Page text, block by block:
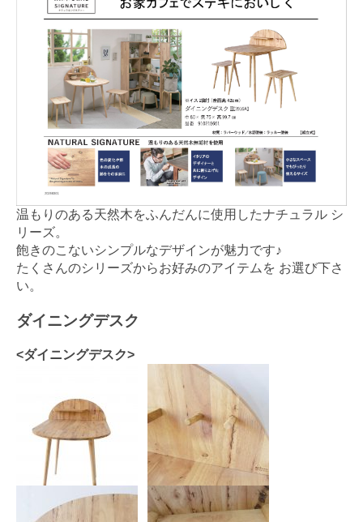
温もりのある天然木をふんだんに使用したナチュラル シ
リーズ。
飽きのこないシンプルなデザインが魅力です♪
たくさんのシリーズからお好みのアイテムを お選び下さ
い。
ダイニングデスク
<ダイニングデスク>